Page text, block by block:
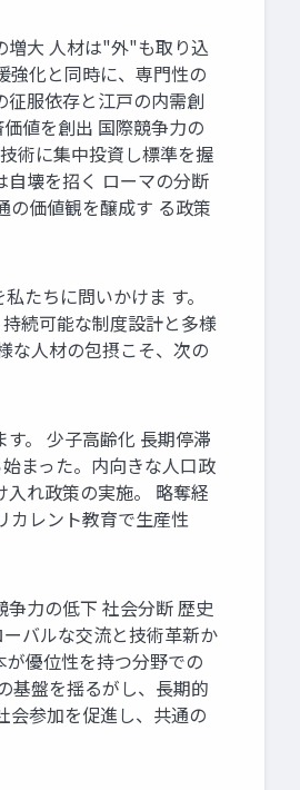
増大 人材は"外"も取り込
強化と同時に、専門性の
服依存と江戸の内需創
値を創出 国際競争力の
術に集中投資し標準を握
自壊を招く ローマの分断
の価値観を醸成す る政策
たちに問いかけま す。
続可能な制度設計と多様
な人材の包摂こそ、次の
。 少子高齢化 長期停滞
まった。内向きな人口政
れ政策の実施。 略奪経
カレント教育で生産性
力の低下 社会分断 歴史
バルな交流と技術革新か
優位性を持つ分野での
基盤を揺るがし、長期的
会参加を促進し、共通の